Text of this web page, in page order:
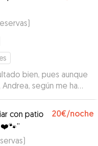
nuestra estancia con
hubiera esperado.
)
bien, pues aunque
según me ha
tranquilizara al cabo de 2
solo fue posible por su
cuando lo necesite,
”
con patio
❤️🐾”
20€/noche
)